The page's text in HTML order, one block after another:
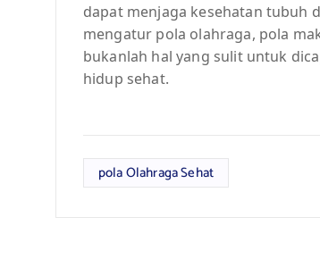
dapat menjaga kesehatan tubuh
mengatur pola olahraga, pola
bukanlah hal yang sulit untuk
hidup sehat.
pola Olahraga Sehat